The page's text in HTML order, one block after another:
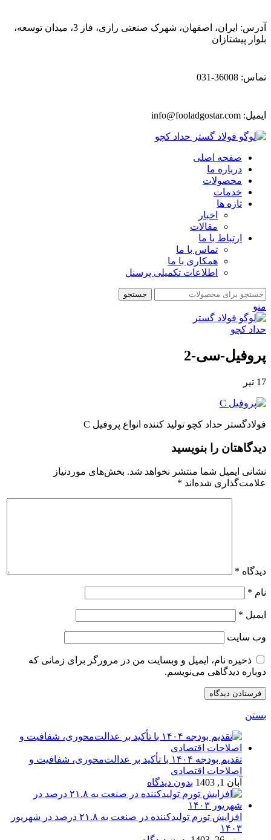
آدرس: ایران، اصفهان، شهرک صنعتی رازی، فاز 3، میدان توسعه،
بلوار پیشتازان
تماس: 36008-031
ایمیل: info@fooladgostar.com
صفحه اصلی
درباره ما
محصولات
خدمات
تازه ها
اخبار
مقالات
ارتباط با ما
تماس با ما
همکاری با ما
اطلاعات تکمیلی پرسنل
جستجو
منو
پروفیل-سی-2
17 تیر
فولادگستر حداد کچو تولید کننده انواع پروفیل C
دیدگاهتان را بنویسید
نشانی ایمیل شما منتشر نخواهد شد. بخش‌های موردنیاز
علامت‌گذاری شده‌اند *
دیدگاه *
نام *
ایمیل *
وب‌ سایت
ذخیره نام، ایمیل و وبسایت من در مرورگر برای زمانی که
دوباره دیدگاهی می‌نویسم.
بستن
تقدیم بودجه ۱۴۰۴ با تأکید بر عدالت‌محوری، شفافیت و
اصلاحات اقتصادی
آبان 1, 1403
بدون دیدگاه
افزایش تورم تولیدکننده در صنعت به ۲۱.۸ درصد در شهریور
۱۴۰۳